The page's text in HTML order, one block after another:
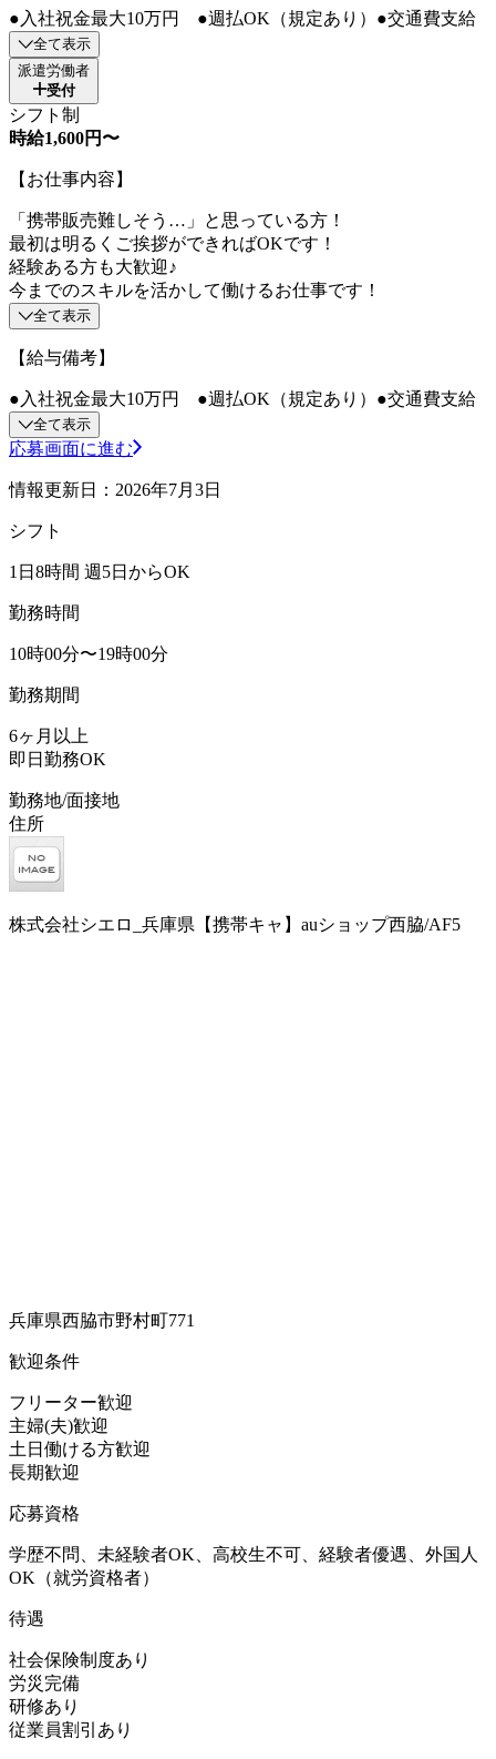
●入社祝金最大10万円 ●週払OK（規定あり）●交通費支給
全て表示
派遣労働者
受付
シフト制
時給1,600円〜
【お仕事内容】
「携帯販売難しそう…」と思っている方！
最初は明るくご挨拶ができればOKです！
経験ある方も大歓迎♪
今までのスキルを活かして働けるお仕事です！
全て表示
【給与備考】
●入社祝金最大10万円 ●週払OK（規定あり）●交通費支給
全て表示
応募画面に進む
情報更新日：2026年7月3日
シフト
1日8時間 週5日からOK
勤務時間
10時00分〜19時00分
勤務期間
6ヶ月以上
即日勤務OK
勤務地/面接地
住所
株式会社シエロ_兵庫県【携帯キャ】auショップ西脇/AF5
兵庫県西脇市野村町771
歓迎条件
フリーター歓迎
主婦(夫)歓迎
土日働ける方歓迎
長期歓迎
応募資格
学歴不問、未経験者OK、高校生不可、経験者優遇、外国人
OK（就労資格者）
待遇
社会保険制度あり
労災完備
研修あり
従業員割引あり